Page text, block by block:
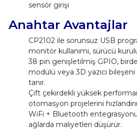
sensör girişi
Anahtar Avantajlar
CP2102 ile sorunsuz USB
monitör kullanımı, sürücü
38 pin genişletilmiş GPIO,
modülü veya 3D yazıcı
tanır.
Çift çekirdekli yüksek
otomasyon projelerini
WiFi + Bluetooth
ağlarda maliyetleri düşürür.